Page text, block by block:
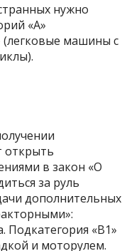
нужно
«А»
машины с
открыть
в закон «О
за руль
дополнительных
«B1»
и моторулем.